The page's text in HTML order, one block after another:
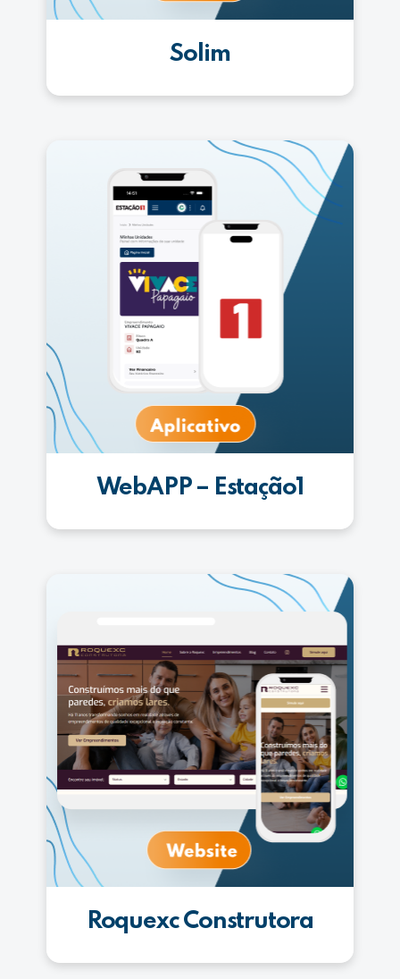
Solim
WebAPP – Estação1
Roquexc Construtora